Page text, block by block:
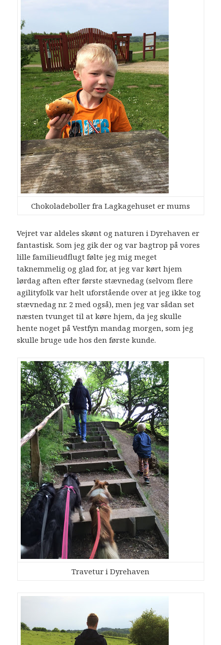
Chokoladeboller fra Lagkagehuset er mums
Vejret var aldeles skønt og naturen i Dyrehaven er
fantastisk. Som jeg gik der og var bagtrop på vores
lille familieudflugt følte jeg mig meget
taknemmelig og glad for, at jeg var kørt hjem
lørdag aften efter første stævnedag (selvom flere
agilityfolk var helt uforstående over at jeg ikke tog
stævnedag nr. 2 med også), men jeg var sådan set
næsten tvunget til at køre hjem, da jeg skulle
hente noget på Vestfyn mandag morgen, som jeg
skulle bruge ude hos den første kunde.
Travetur i Dyrehaven